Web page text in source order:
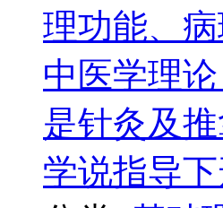
理功能、
中医学理
是针灸及
学说指导